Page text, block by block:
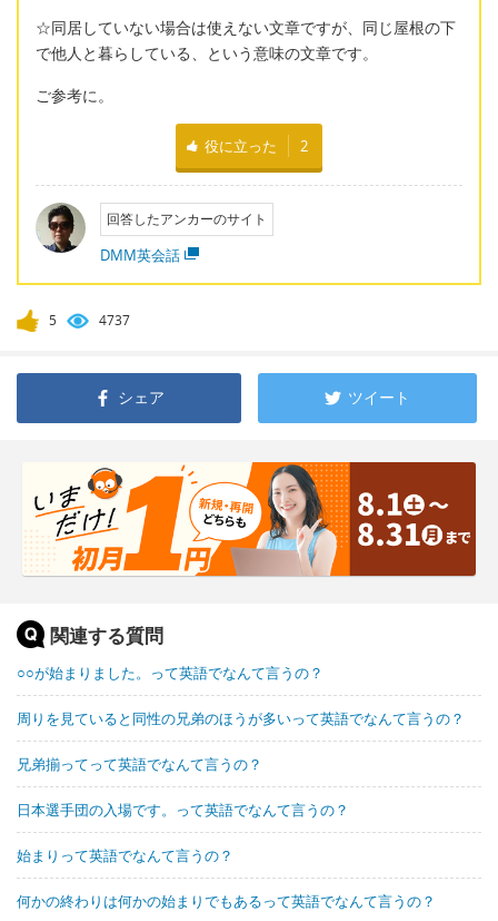
☆同居していない場合は使えない文章ですが、同じ屋根の下
で他人と暮らしている、という意味の文章です。
ご参考に。
役に立った 2
回答したアンカーのサイト
DMM英会話
5 4737
シェア ツイート
関連する質問
○○が始まりました。って英語でなんて言うの？
周りを見ていると同性の兄弟のほうが多いって英語でなんて言うの？
兄弟揃ってって英語でなんて言うの？
日本選手団の入場です。って英語でなんて言うの？
始まりって英語でなんて言うの？
何かの終わりは何かの始まりでもあるって英語でなんて言うの？